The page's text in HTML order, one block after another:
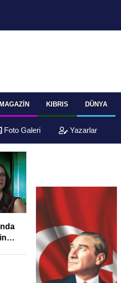
MAGAZIN KIBRIS DÜNYA
Foto Galeri Yazarlar